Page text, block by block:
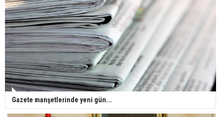
Gazete manşetlerinde yeni gün...